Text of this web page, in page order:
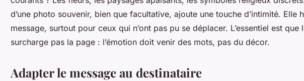
d’une photo souvenir, bien que facultative, ajoute une touche d’intimité. Elle
message, surtout pour ceux qui n’ont pas pu se déplacer. L’essentiel est que
surcharge pas la page : l’émotion doit venir des mots, pas du décor.
Adapter le message au destinataire